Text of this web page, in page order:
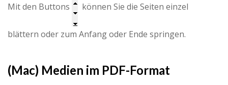
Mit den Buttons können Sie die Seiten einzel
blättern oder zum Anfang oder Ende springen.
(Mac) Medien im PDF-Format